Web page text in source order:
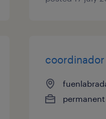
permanent